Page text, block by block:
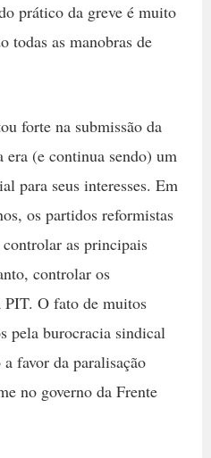
prático da greve é muito
todas as manobras de
forte na submissão da
(e continua sendo) um
para seus interesses. Em
os partidos reformistas
as principais
controlar os
PIT. O fato de muitos
pela burocracia sindical
a favor da paralisação
no governo da Frente